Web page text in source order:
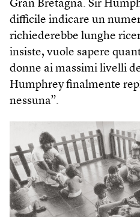
Gran Bretagna. Sir
difficile indicare un
richiederebbe lunghe
insiste, vuole sapere
donne ai massimi livelli
Humphrey finalmente
nessuna”.